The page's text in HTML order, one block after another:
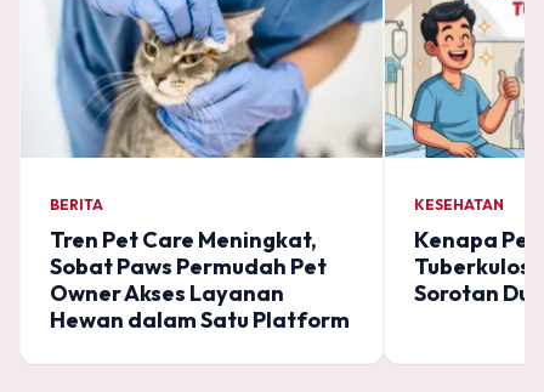
BERITA
Tren Pet Care Meningkat,
Sobat Paws Permudah Pet
Owner Akses Layanan
Hewan dalam Satu Platform
KESEHATAN
Kenapa
Sorotan